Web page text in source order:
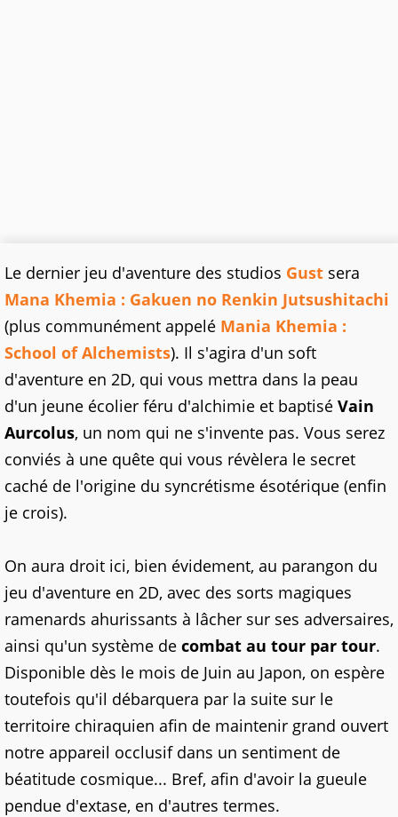
Le dernier jeu d'aventure des studios Gust sera
Mana Khemia : Gakuen no Renkin Jutsushitachi
(plus communément appelé Mania Khemia :
School of Alchemists). Il s'agira d'un soft
d'aventure en 2D, qui vous mettra dans la peau
d'un jeune écolier féru d'alchimie et baptisé Vain
Aurcolus, un nom qui ne s'invente pas. Vous serez
conviés à une quête qui vous révèlera le secret
caché de l'origine du syncrétisme ésotérique (enfin
je crois).
On aura droit ici, bien évidement, au parangon du
jeu d'aventure en 2D, avec des sorts magiques
ramenards ahurissants à lâcher sur ses adversaires,
ainsi qu'un système de combat au tour par tour.
Disponible dès le mois de Juin au Japon, on espère
toutefois qu'il débarquera par la suite sur le
territoire chiraquien afin de maintenir grand ouvert
notre appareil occlusif dans un sentiment de
béatitude cosmique... Bref, afin d'avoir la gueule
pendue d'extase, en d'autres termes.